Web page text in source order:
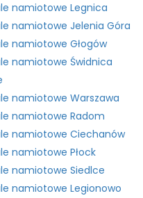
namiotowe Legnica
namiotowe Jelenia Góra
namiotowe Głogów
namiotowe Świdnica
namiotowe Warszawa
namiotowe Radom
namiotowe Ciechanów
namiotowe Płock
namiotowe Siedlce
namiotowe Legionowo